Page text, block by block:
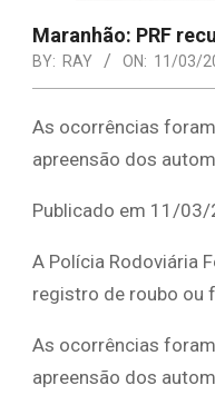
Maranhão: PRF
BY: RAY ON: 11/03/
As ocorrências
apreensão dos
Publicado em 11/
A Polícia Rodoviária
registro de roubo ou
As ocorrências
apreensão dos